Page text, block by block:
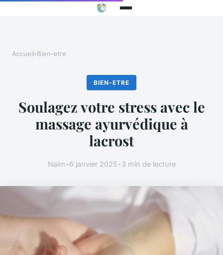
Accueil›Bien-etre
BIEN-ETRE
Soulagez votre stress avec le
massage ayurvédique à
lacrost
Naïm•6 janvier 2025•3 min de lecture